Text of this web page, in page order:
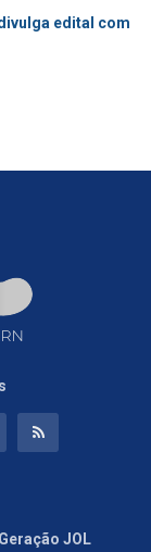
edital com
Geração JOL